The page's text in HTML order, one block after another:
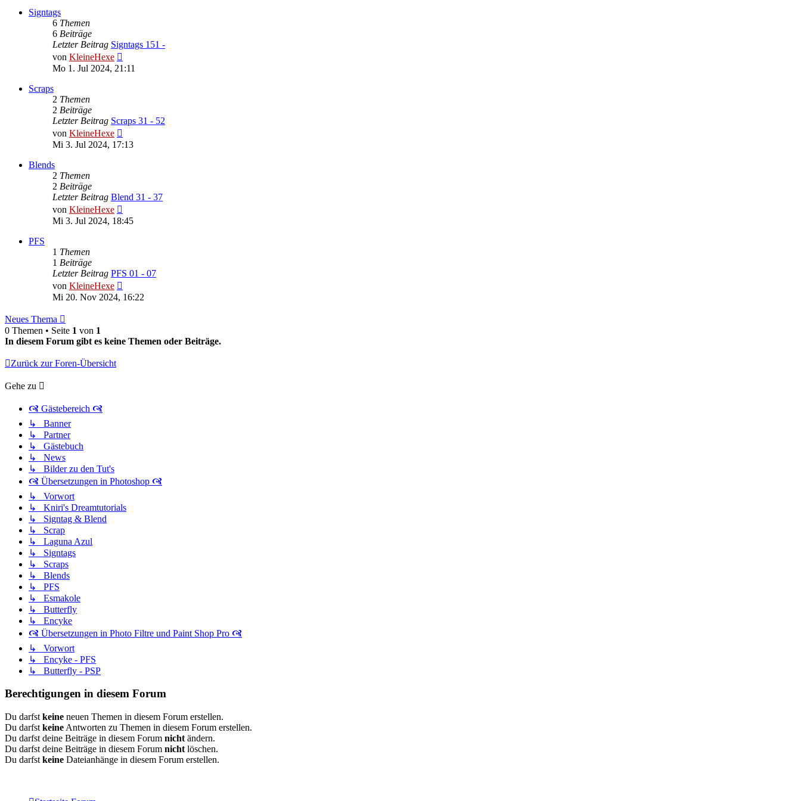
Signtags
6 Themen
6 Beiträge
Letzter Beitrag Signtags 151 -
von KleineHexe
Beitrag
Mo 1. Jul 2024, 21:11
Scraps
2 Themen
2 Beiträge
Letzter Beitrag Scraps 31 - 52
von KleineHexe
Beitrag
Mi 3. Jul 2024, 17:13
Blends
2 Themen
2 Beiträge
Letzter Beitrag Blend 31 - 37
von KleineHexe
Beitrag
Mi 3. Jul 2024, 18:45
PFS
1 Themen
1 Beiträge
Letzter Beitrag PFS 01 - 07
von KleineHexe
Beitrag
Mi 20. Nov 2024, 16:22
Neues Thema
0 Themen • Seite 1 von 1
In diesem Forum gibt es keine Themen oder Beiträge.
Zurück zur Foren-Übersicht
Gehe zu
🙧 Gästebereich 🙧
↳ Banner
↳ Partner
↳ Gästebuch
↳ News
↳ Bilder zu den Tut's
🙧 Übersetzungen in Photoshop 🙧
↳ Vorwort
↳ Kniri's Dreamtutorials
↳ Signtag & Blend
↳ Scrap
↳ Laguna Azul
↳ Signtags
↳ Scraps
↳ Blends
↳ PFS
↳ Esmakole
↳ Butterfly
↳ Encyke
🙧 Übersetzungen in Photo Filtre und Paint Shop Pro 🙧
↳ Vorwort
↳ Encyke - PFS
↳ Butterfly - PSP
Berechtigungen in diesem Forum
Du darfst keine neuen Themen in diesem Forum erstellen.
Du darfst keine Antworten zu Themen in diesem Forum erstellen.
Du darfst deine Beiträge in diesem Forum nicht ändern.
Du darfst deine Beiträge in diesem Forum nicht löschen.
Du darfst keine Dateianhänge in diesem Forum erstellen.